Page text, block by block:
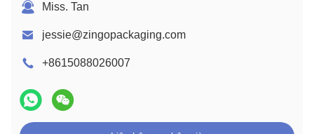
Miss. Tan
jessie@zingopackaging.com
+8615088026007